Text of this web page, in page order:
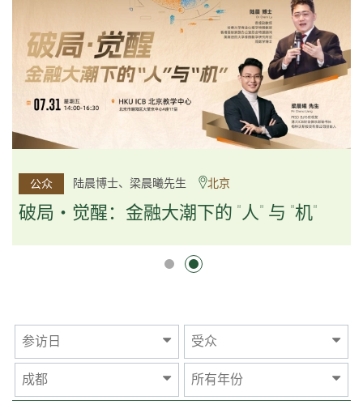
公众 杨文斌先生、邱良弼先生 广州
逻辑×算法：重塑资产配置内核
逻辑×算法：重塑资产配置内核
公众 陆晨博士、梁晨曦先生 北京
破局・觉醒：金融大潮下的 "人" 与 "机"
参访日 受众
成都 所有年份